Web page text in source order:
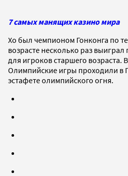
7 самых манящих казино мира
Хо был чемпионом Гонконга по
возрасте несколько раз
для игроков старшего возраста.
Олимпийские игры проходили в
эстафете олимпийского огня.